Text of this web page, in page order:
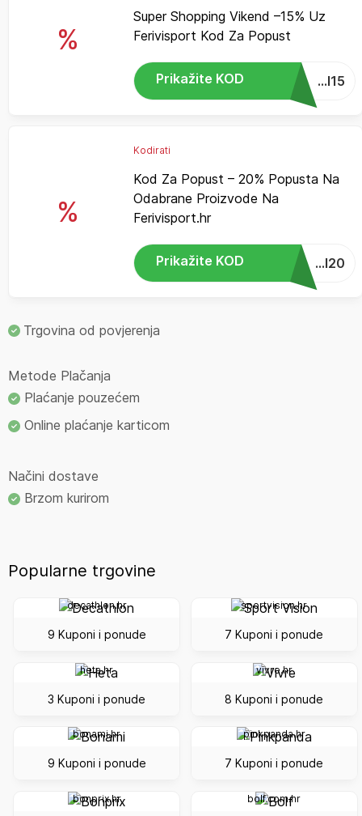
%
Super Shopping Vikend –15% Uz
Ferivisport Kod Za Popust
Prikažite KOD ...I15
%
Kodirati
Kod Za Popust – 20% Popusta Na
Odabrane Proizvode Na
Ferivisport.hr
Prikažite KOD ...I20
Trgovina od povjerenja
Metode Plačanja
Plaćanje pouzećem
Online plaćanje karticom
Načini dostave
Brzom kurirom
Popularne trgovine
decathlon.hr
9 Kuponi i ponude
sportvision.hr
7 Kuponi i ponude
heta.hr
3 Kuponi i ponude
vivre.hr
8 Kuponi i ponude
bonami.hr
9 Kuponi i ponude
pinkpanda.hr
7 Kuponi i ponude
bonprix.hr bolf.com.hr